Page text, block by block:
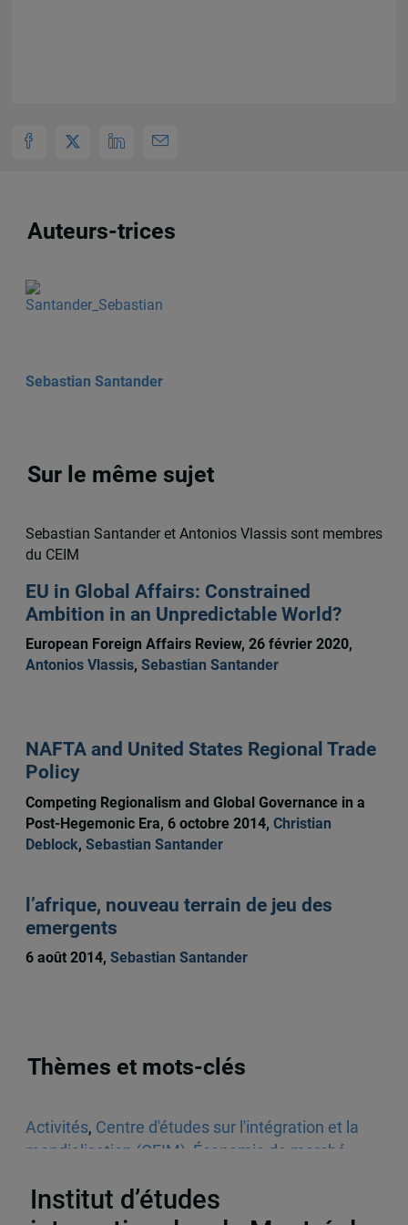
Auteurs-trices
Sebastian Santander
Sur le même sujet
Sebastian Santander et Antonios Vlassis sont membres
du CEIM
EU in Global Affairs: Constrained
Ambition in an Unpredictable World?
European Foreign Affairs Review, 26 février 2020,
Antonios Vlassis, Sebastian Santander
NAFTA and United States Regional Trade
Policy
Competing Regionalism and Global Governance in a
Post-Hegemonic Era, 6 octobre 2014, Christian
Deblock, Sebastian Santander
l’afrique, nouveau terrain de jeu des
emergents
6 août 2014, Sebastian Santander
Thèmes et mots-clés
Activités, Centre d'études sur l'intégration et la
mondialisation (CEIM) Économie de marché
Institut d’études